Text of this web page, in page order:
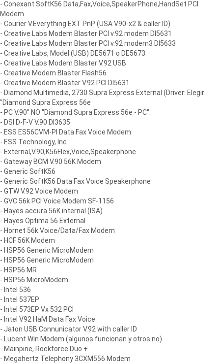
- Conexant SoftK56 Data,Fax,Voice,SpeakerPhone,HandSet PCI
Modem
- Courier V.Everything EXT PnP (USA V90-x2 & caller ID)
- Creative Labs Modem Blaster PCI v.92 modem DI5631
- Creative Labs Modem Blaster PCI v.92 modem3 DI5633
- Creative Labs, Model (USB) DE5671 o DE5673
- Creative Labs Modem Blaster V.92 USB
- Creative Modem Blaster Flash56
- Creative Modem Blaster V.92 PCI DI5631
- Diamond Multimedia, 2730 Supra Express External (Driver: Elegir
"Diamond Supra Express 56e
- PC V.90" NO "Diamond Supra Express 56e - PC".
- DSI D-F-V V.90 DI3635
- ESS ES56CVM-PI Data Fax Voice Modem
- ESS Technology, Inc
- External,V.90,K56Flex,Voice,Speakerphone
- Gateway BCM V.90 56K Modem
- Generic SoftK56
- Generic SoftK56 Data Fax Voice Speakerphone
- GTW V.92 Voice Modem
- GVC 56k PCI Voice Modem SF-1156
- Hayes accura 56K internal (ISA)
- Hayes Optima 56 External
- Hornet 56k Voice/Data/Fax Modem
- HCF 56K Modem
- HSP56 Generic MicroModem
- HSP56 Generic MicroModem
- HSP56 MR
- HSP56 MicroModem
- Intel 536
- Intel 537EP
- Intel 573EP Vx 532 PCI
- Intel V92 HaM Data Fax Voice
- Jaton USB Connunicator V.92 with caller ID
- Lucent Win Modem (algunos funcionan y otros no)
- Mainpine, Rockforce Duo +
- Megahertz Telephony 3CXM556 Modem